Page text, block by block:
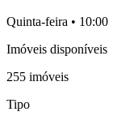
Quinta-feira • 10:00
Imóveis disponíveis
255 imóveis
Tipo